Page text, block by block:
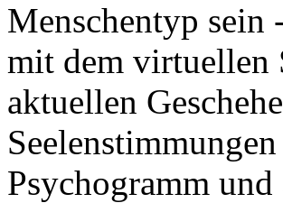
Menschentyp sein
mit dem virtuellen
aktuellen
Psychogramm